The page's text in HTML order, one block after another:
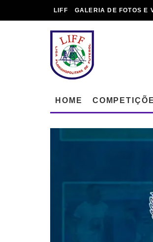
LIFF GALERIA DE FOTOS E
HOME